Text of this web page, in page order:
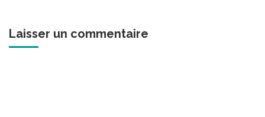
Laisser un commentaire